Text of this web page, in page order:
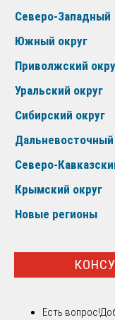
Северо-Западный
Южный округ
Приволжский
Уральский округ
Сибирский округ
Дальневосточный
Северо-
Крымский округ
Новые регионы
Есть вопрос!